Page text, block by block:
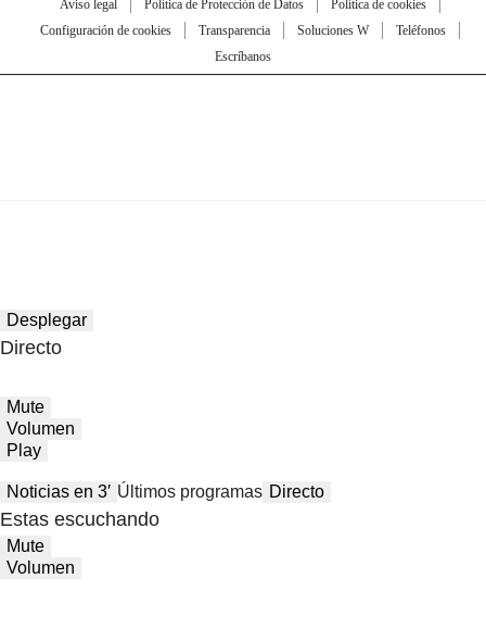
Aviso legal Política de Protección de Datos
Política de cookies
Configuración de cookies
Transparencia Soluciones W
Teléfonos
Escríbanos
Desplegar
Directo
Mute
Volumen
Play
Noticias en 3′ Últimos programas Directo
Estas escuchando
Mute
Volumen